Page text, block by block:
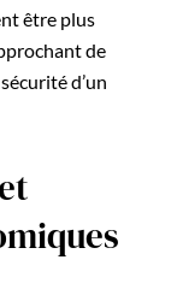
être plus
de
d’un